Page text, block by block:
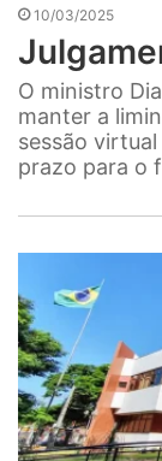
10/03/2025
O ministro
manter a
sessão
prazo para o